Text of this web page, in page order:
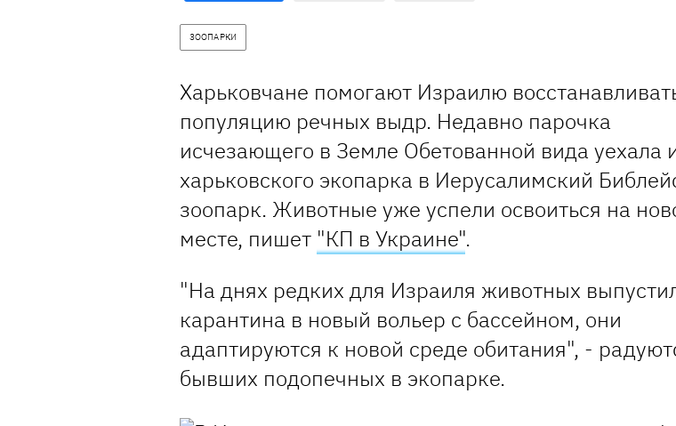
ЗООПАРКИ
Харьковчане помогают Израилю
популяцию речных выдр. Недавно парочка
исчезающего в Земле Обетованной вида уехала
харьковского экопарка в Иерусалимский
зоопарк. Животные уже успели освоиться на
месте, пишет "КП в Украине".
"На днях редких для Израиля животных
карантина в новый вольер с бассейном, они
адаптируются к новой среде обитания", -
бывших подопечных в экопарке.